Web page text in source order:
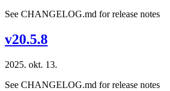
See CHANGELOG.md for release notes
v20.5.8
2025. okt. 13.
See CHANGELOG.md for release notes